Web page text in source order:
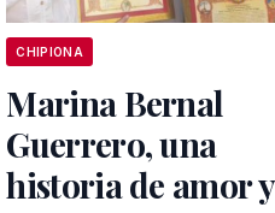
CHIPIONA
Marina Bernal
Guerrero, una
historia de amor y